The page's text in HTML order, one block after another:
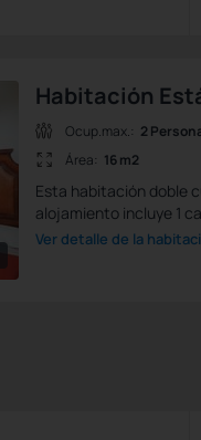
Habitación
Ocup.max.: 2
Área: 16 m2
Esta habitación doble
alojamiento incluye 1
Ver detalle de la